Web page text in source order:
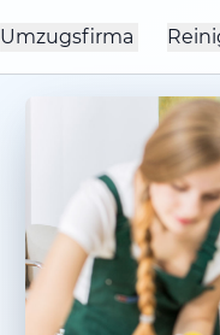
Umzugsfirma